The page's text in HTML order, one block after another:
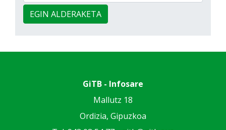
EGIN ALDERAKETA
GiTB - Infosare
Mallutz 18
Ordizia, Gipuzkoa